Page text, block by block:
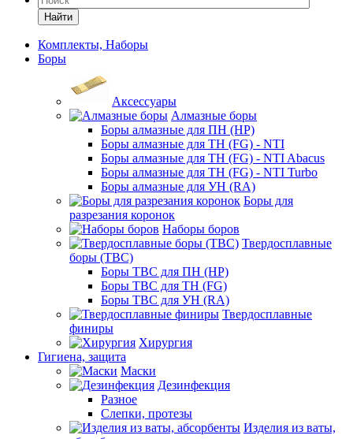
Найти
Комплекты, Наборы
Боры
Аксессуары
Алмазные боры
Боры алмазные для ПН (HP)
Боры алмазные для ТН (FG) - NTI
Боры алмазные для ТН (FG) - NTI Abacus
Боры алмазные для ТН (FG) - NTI Turbo
Боры алмазные для УН (RA)
Боры для
разрезания коронок
Наборы боров
Твердосплавные
боры (ТВС)
Боры ТВС для ПН (HP)
Боры ТВС для ТН (FG)
Боры ТВС для УН (RA)
Твердосплавные
финиры
Хирургия
Гигиена, защита
Маски
Дезинфекция
Разное
Слепки, протезы
Изделия из ваты,